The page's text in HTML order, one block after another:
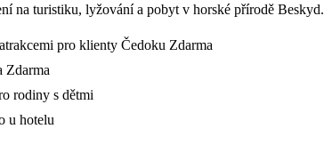
na turistiku, lyžování a pobyt v horské přírodě Beskyd.
pro klienty Čedoku Zdarma
Zdarma
rodiny s dětmi
u hotelu